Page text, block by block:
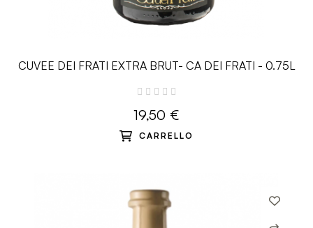
CUVEE DEI FRATI EXTRA BRUT- CA DEI FRATI - 0.75L
19,50 €
CARRELLO